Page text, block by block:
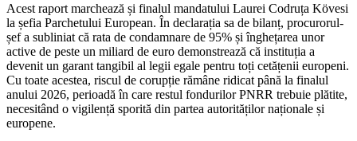
Acest raport marchează și finalul mandatului Laurei Codruța Kövesi
la șefia Parchetului European. În declarația sa de bilanț, procurorul-
șef a subliniat că rata de condamnare de 95% și înghețarea unor
active de peste un miliard de euro demonstrează că instituția a
devenit un garant tangibil al legii egale pentru toți cetățenii europeni.
Cu toate acestea, riscul de corupție rămâne ridicat până la finalul
anului 2026, perioadă în care restul fondurilor PNRR trebuie plătite,
necesitând o vigilență sporită din partea autorităților naționale și
europene.